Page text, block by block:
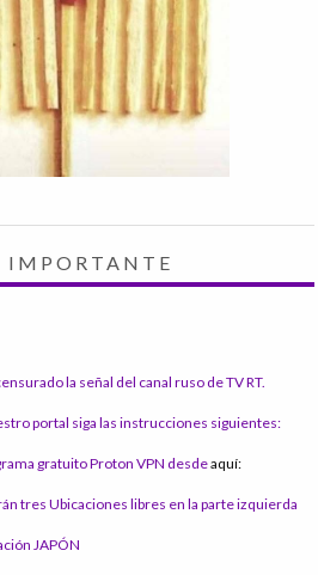
IMPORTANTE
la señal del canal ruso de TV RT.
portal siga las instrucciones siguientes:
gratuito Proton VPN desdeaquí:
tres Ubicaciones libres en la parte izquierda
JAPÓN